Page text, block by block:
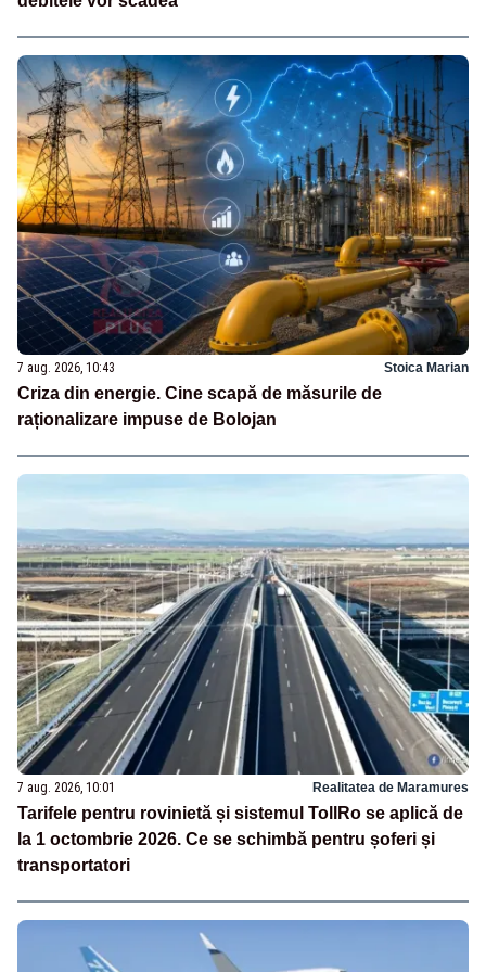
7 aug. 2026, 10:43 Stoica Marian
Criza din energie. Cine scapă de măsurile de
raționalizare impuse de Bolojan
7 aug. 2026, 10:01 Realitatea de Maramures
Tarifele pentru rovinietă și sistemul TollRo se aplică de
la 1 octombrie 2026. Ce se schimbă pentru șoferi și
transportatori